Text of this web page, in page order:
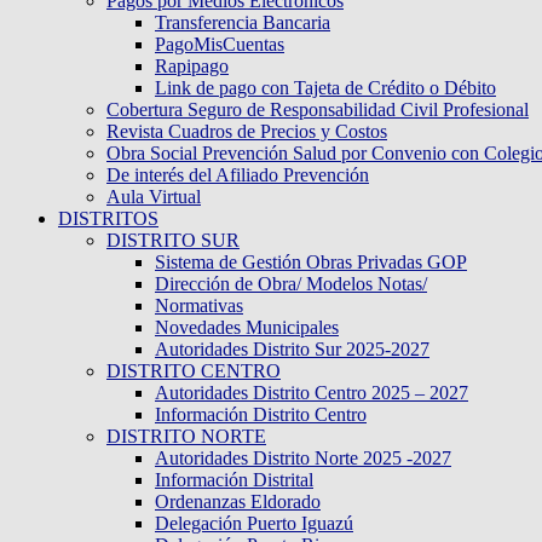
Transferencia Bancaria
PagoMisCuentas
Rapipago
Link de pago con Tajeta de Crédito o Débito
Cobertura Seguro de Responsabilidad Civil Profesional
Revista Cuadros de Precios y Costos
Obra Social Prevención Salud por Convenio con
De interés del Afiliado Prevención
Aula Virtual
DISTRITOS
DISTRITO SUR
Sistema de Gestión Obras Privadas GOP
Dirección de Obra/ Modelos Notas/
Normativas
Novedades Municipales
Autoridades Distrito Sur 2025-2027
DISTRITO CENTRO
Autoridades Distrito Centro 2025 – 2027
Información Distrito Centro
DISTRITO NORTE
Autoridades Distrito Norte 2025 -2027
Información Distrital
Ordenanzas Eldorado
Delegación Puerto Iguazú